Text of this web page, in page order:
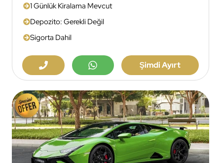
1 Günlük Kiralama Mevcut
Depozito: Gerekli Değil
Sigorta Dahil
Şimdi Ayırt